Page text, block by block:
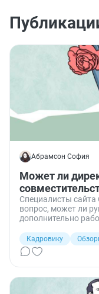
Абрамсон София
Может ли
Специалисты
вопрос, может ли
дополнительно
подписывает
Кадровику